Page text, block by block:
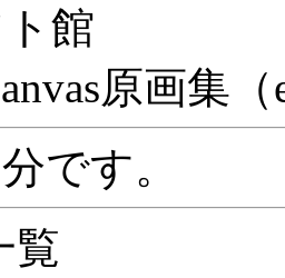
館
原画集
です。
覧